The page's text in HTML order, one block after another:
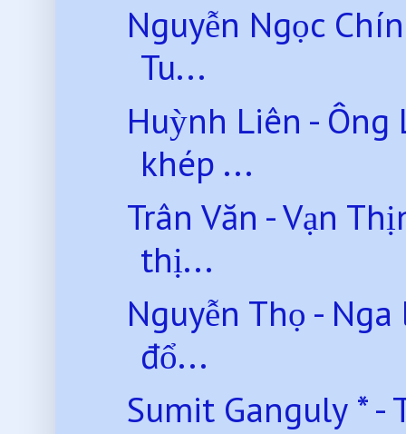
Nguyễn Ngọc
Tu...
Huỳnh Liên -
khép ...
Trân Văn - Vạn
thị...
Nguyễn Thọ -
đổ...
Sumit Ganguly *